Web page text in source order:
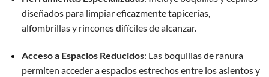
diseñados para limpiar eficazmente tapicerías,
alfombrillas y rincones difíciles de alcanzar.
Acceso a Espacios Reducidos: Las boquillas de ranura
permiten acceder a espacios estrechos entre los asientos y